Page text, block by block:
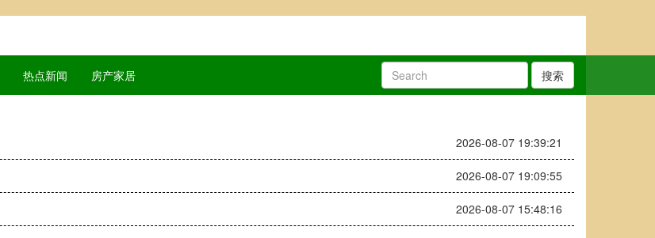
热点新闻 房产家居 搜索
2026-08-07 19:39:21
2026-08-07 19:09:55
2026-08-07 15:48:16